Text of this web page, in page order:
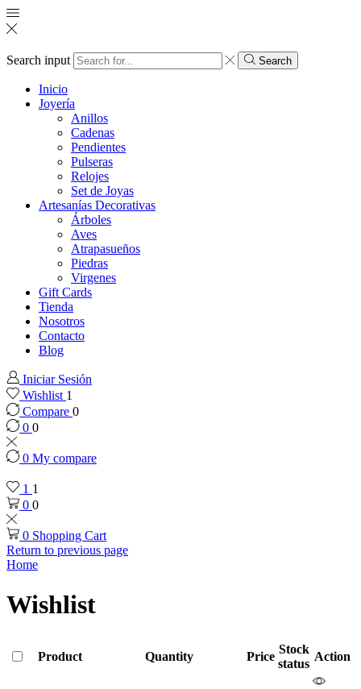
Search input Search
Inicio
Joyería
Anillos
Cadenas
Pendientes
Pulseras
Relojes
Set de Joyas
Artesanías Decorativas
Árboles
Aves
Atrapasueños
Piedras
Virgenes
Gift Cards
Tienda
Nosotros
Contacto
Blog
Iniciar Sesión
Wishlist 1
Compare 0
0 0
0 My compare
1 1
0 0
0 Shopping Cart
Return to previous page
Home
Wishlist
Product Quantity Price
Stock
status
Action